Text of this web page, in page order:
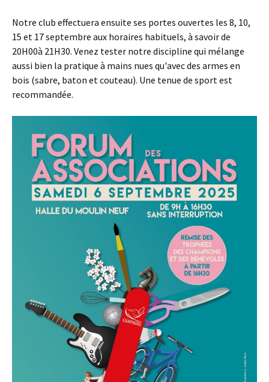
Notre club effectuera ensuite ses portes ouvertes les 8, 10,
15 et 17 septembre aux horaires habituels, à savoir de
20H00à 21H30. Venez tester notre discipline qui mélange
aussi bien la pratique à mains nues qu'avec des armes en
bois (sabre, baton et couteau). Une tenue de sport est
recommandée.